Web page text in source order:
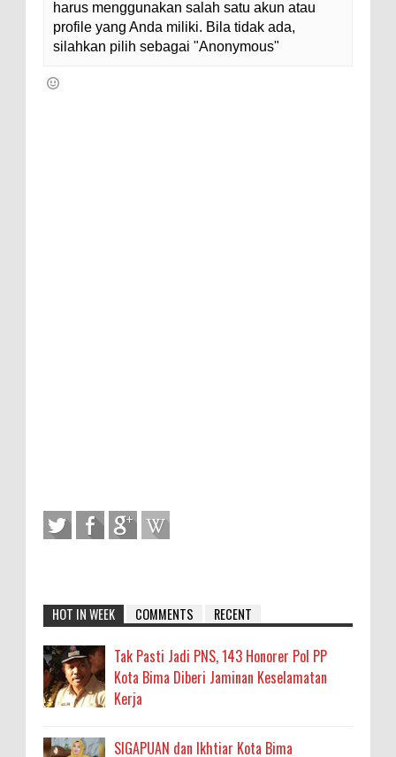
harus menggunakan salah satu akun atau
profile yang Anda miliki. Bila tidak ada,
silahkan pilih sebagai "Anonymous"
HOT IN WEEK COMMENTS RECENT
Tak Pasti Jadi PNS, 143 Honorer Pol PP
Kota Bima Diberi Jaminan Keselamatan
Kerja
SIGAPUAN dan Ikhtiar Kota Bima